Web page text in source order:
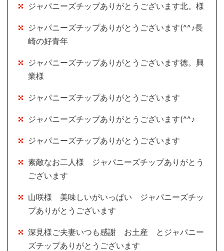
ジャパニーズチップありがとうございます北。様
ジャパニーズチップありがとうございます(^^♪長
崎の好青年
ジャパニーズチップありがとうございます徳。興
業様
ジャパニーズチップありがとうございます
ジャパニーズチップありがとうございます(^^♪
ジャパニーズチップありがとうございます
素敵なお二人様 ジャパニーズチップありがとう
ございます
山咲様 美味しいがいっぱい ジャパニーズチッ
プありがとうございます
深見様ご夫妻いつも感謝 お土産 とジャパニー
ズチップありがとうございます